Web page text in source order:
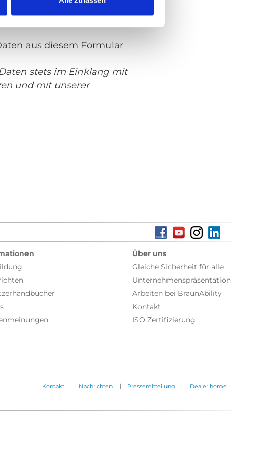
Kontrollkästchen unten
Formular zuzusenden.
aus diesem Formular
stets im Einklang mit
und mit unserer
Über uns
Gleiche Sicherheit für alle
Unternehmenspräsentation
Arbeiten bei BraunAbility
Kontakt
ISO Zertifizierung
Kontakt | Nachrichten | Pressemitteilung | Dealer home